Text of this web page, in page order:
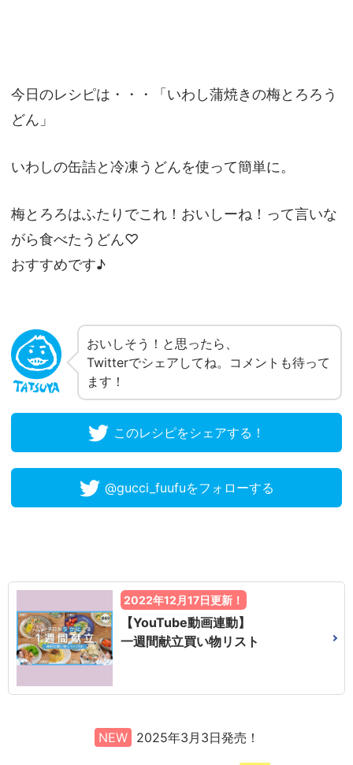
今日のレシピは・・・「いわし蒲焼きの梅とろろう
どん」
いわしの缶詰と冷凍うどんを使って簡単に。
梅とろろはふたりでこれ！おいしーね！って言いな
がら食べたうどん♡
おすすめです♪
おいしそう！と思ったら、
Twitterでシェアしてね。コメントも待って
ます！
このレシピをシェアする！
@gucci_fuufuをフォローする
2022年12月17日更新！
【YouTube動画連動】
一週間献立買い物リスト
NEW 2025年3月3日発売！